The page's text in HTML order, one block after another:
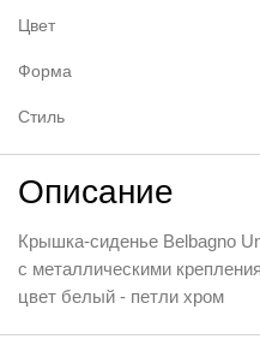
Цвет
Форма
Стиль
Описание
Крышка-сиденье Belbagno
с металлическими
цвет белый - петли хром